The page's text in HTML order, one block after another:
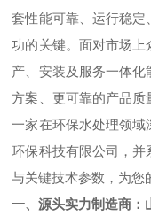
套性能可靠、运行稳定
功的关键。面对市场上
产、安装及服务一体
方案、更可靠的产品质
一家在环保水处理领
环保科技有限公司，并
与关键技术参数，为您
一、源头实力制造商：